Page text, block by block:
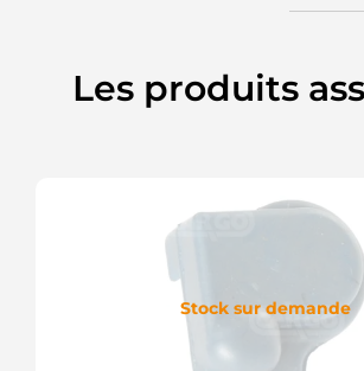
Les produits
Stock sur demande